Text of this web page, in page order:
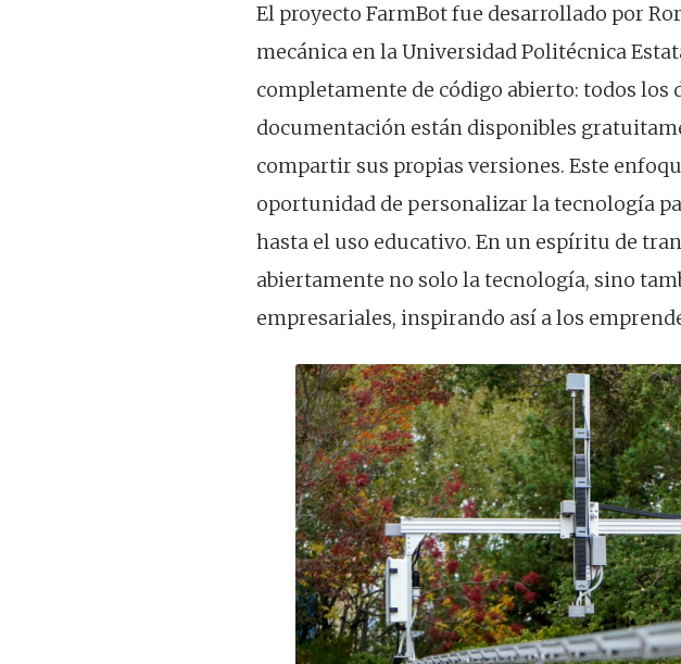
El proyecto FarmBot fue desarrollado por
mecánica en la Universidad Politécnica
completamente de código abierto: todos los
documentación están disponibles
compartir sus propias versiones. Este
oportunidad de personalizar la tecnología
hasta el uso educativo. En un espíritu de
abiertamente no solo la tecnología, sino
empresariales, inspirando así a los